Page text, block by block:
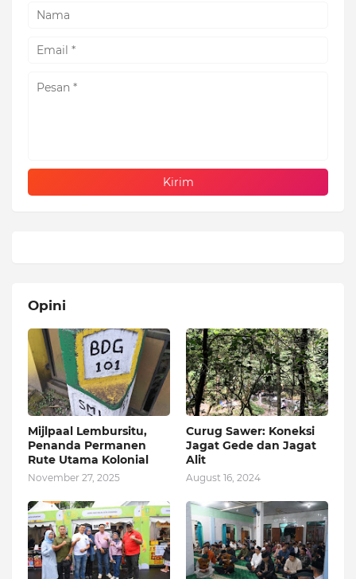
Opini
Mijlpaal Lembursitu,
Penanda Permanen
Rute Utama Kolonial
November 27, 2025
Curug Sawer: Koneksi
Jagat Gede dan Jagat
Alit
August 16, 2024